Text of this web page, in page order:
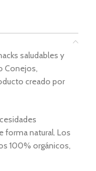
saludables y
Conejos,
creado por
forma natural. Los
100% orgánicos,